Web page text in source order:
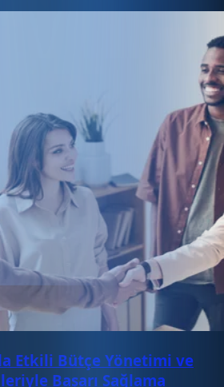
Etkili Bütçe Yönetimi ve
Başarı Sağlama